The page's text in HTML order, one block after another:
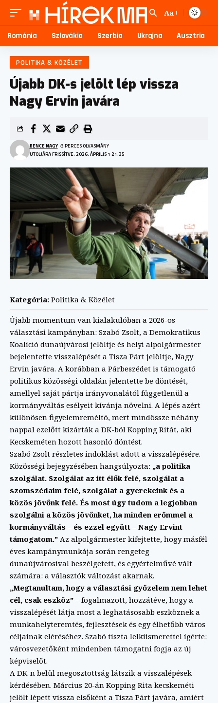
Aa
Románia Szlovákia Szerbia Ukrajna Ausztria
POLITIKA & KÖZÉLET
Újabb DK-s jelölt lép vissza
Nagy Ervin javára
UTOLJÁRA FRISSÍTVE: 2026. ÁPRILIS 1 21:35
BENCE NAGY 3 PERCES OLVASMÁNY
Kategória: Politika & Közélet
Újabb momentum van kialakulóban a 2026-os
választási kampányban: Szabó Zsolt, a Demokratikus
Koalíció dunaújvárosi jelöltje és helyi alpolgármester
bejelentette visszalépését a Tisza Párt jelöltje, Nagy
Ervin javára. A korábban a Párbeszédet is támogató
politikus közösségi oldalán jelentette be döntését,
amellyel saját pártja irányvonalától függetlenül a
kormányváltás esélyeit kívánja növelni. A lépés azért
különösen figyelemreméltó, mert mindössze néhány
nappal ezelőtt kizárták a DK-ból Kopping Ritát, aki
Kecskeméten hozott hasonló döntést.
Szabó Zsolt részletes indoklást adott a visszalépésére.
Közösségi bejegyzésében hangsúlyozta: „a politika
szolgálat. Szolgálat az itt élők felé, szolgálat a
szomszédaim felé, szolgálat a gyerekeink és a
közös jövőnk felé. És most úgy tudom a legjobban
szolgálni a közös jövőnket, ha minden erőmmel a
kormányváltás – és ezzel együtt – Nagy Ervint
támogatom.” Az alpolgármester kifejtette, hogy másfél
éves kampánymunkája során rengeteg
dunaújvárosival beszélgetett, és egyértelművé vált
számára: a választók változást akarnak.
„Megtanultam, hogy a választási győzelem nem lehet
cél, csak eszköz” – fogalmazott, hozzátéve, hogy a
visszalépését látja most a leghatásosabb eszköznek a
munkahelyteremtés, fejlesztések és egy élhetőbb város
céljainak eléréséhez. Szabó tiszta lelkiismerettel ígérte:
városvezetőként mindenben támogatni fogja az új
képviselőt.
A DK-n belül megosztottság látszik a visszalépések
kérdésében. Március 20-án Kopping Rita kecskeméti
jelölt lépett vissza elsőként a Tisza Párt javára, amiért